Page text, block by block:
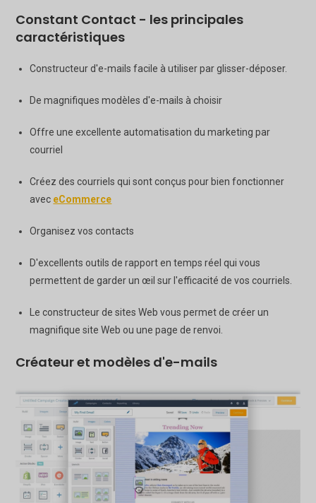
Constant Contact - les principales
caractéristiques
Constructeur d'e-mails facile à utiliser par glisser-déposer.
De magnifiques modèles d'e-mails à choisir
Offre une excellente automatisation du marketing par
courriel
Créez des courriels qui sont conçus pour bien fonctionner
avec eCommerce
Organisez vos contacts
D'excellents outils de rapport en temps réel qui vous
permettent de garder un œil sur l'efficacité de vos courriels.
Le constructeur de sites Web vous permet de créer un
magnifique site Web ou une page de renvoi.
Créateur et modèles d'e-mails